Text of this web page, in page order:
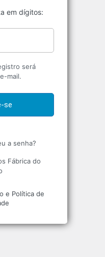
em dígitos:
será
mail.
a senha?
Fábrica do
e Política de